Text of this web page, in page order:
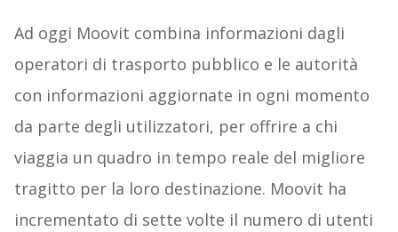
Ad oggi Moovit combina informazioni dagli
operatori di trasporto pubblico e le autorità
con informazioni aggiornate in ogni momento
da parte degli utilizzatori, per offrire a chi
viaggia un quadro in tempo reale del migliore
tragitto per la loro destinazione. Moovit ha
incrementato di sette volte il numero di utenti